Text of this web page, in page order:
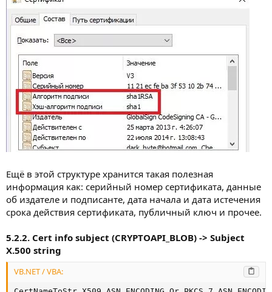
Ещё в этой структуре хранится такая полезная
информация как: серийный номер сертификата, данные
об издателе и подписанте, дата начала и дата истечения
срока действия сертификата, публичный ключ и прочее.
5.2.2. Cert info subject (CRYPTOAPI_BLOB) -> Subject
X.500 string
VB.NET / VBA: